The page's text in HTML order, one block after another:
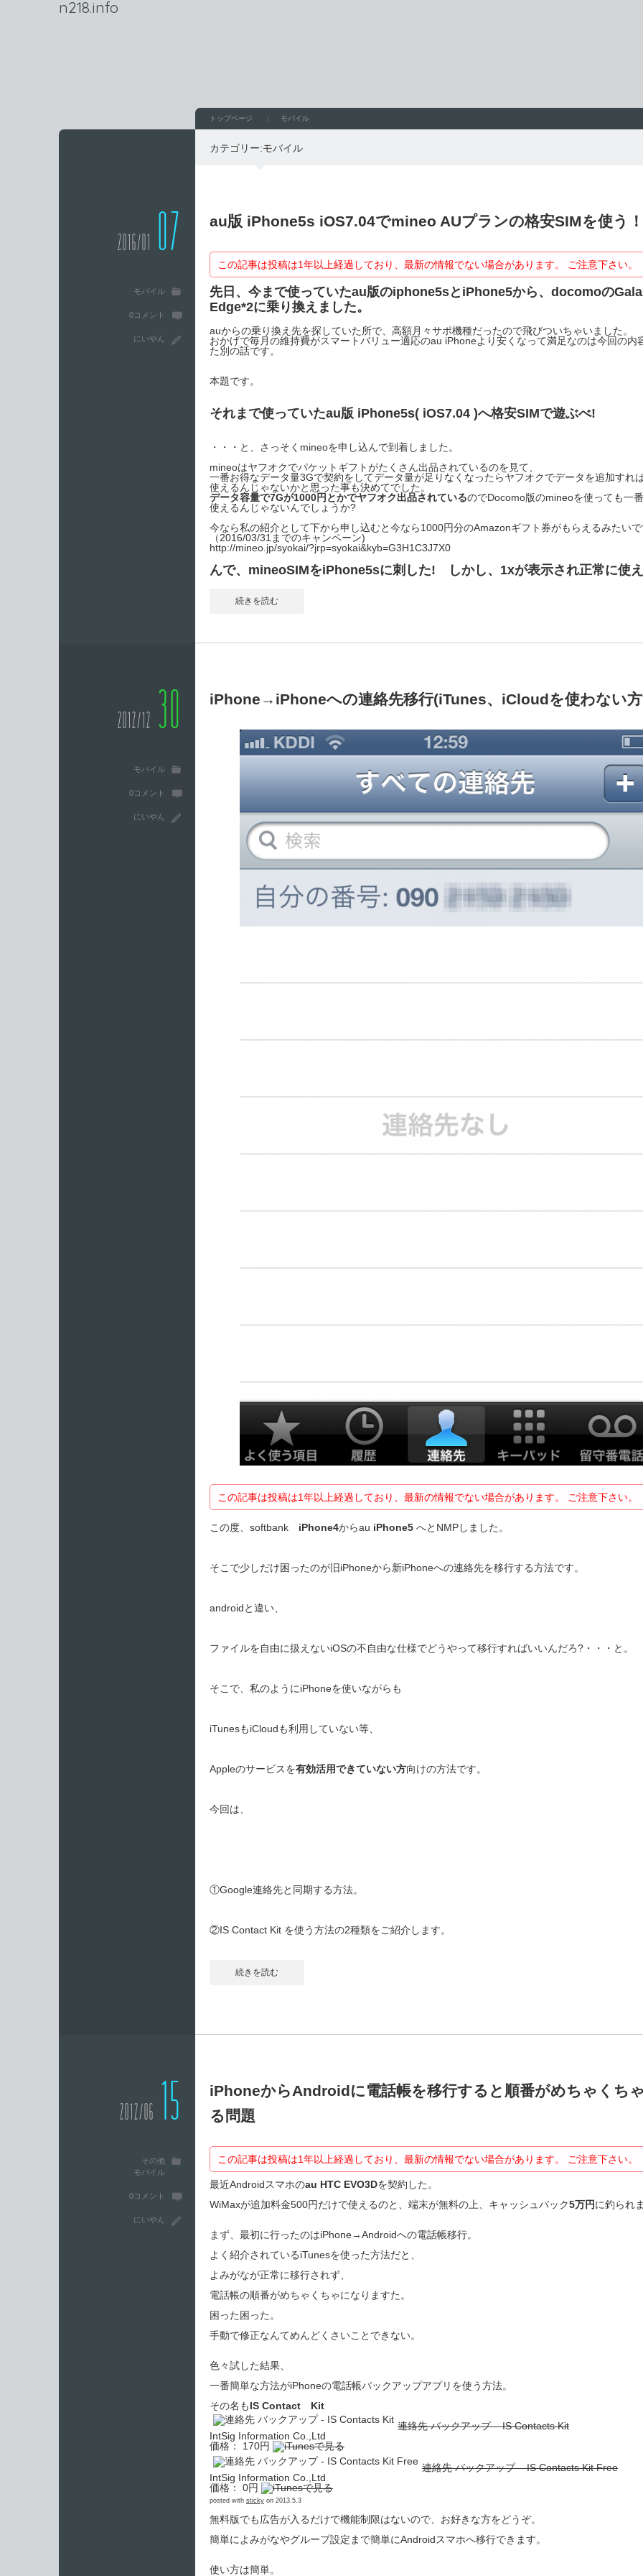
n218.info
トップページ モバイル
カテゴリー:モバイル
au版 iPhone5s iOS7.04でmineo AUプランの格安SIMを使う！
この記事は投稿は1年以上経過しており、最新の情報でない場合があります。 ご注意下さい。
先日、今まで使っていたau版のiphone5sとiPhone5から、docomoの
Edge*2に乗り換えました。
auからの乗り換え先を探していた所で、高額月々サポ機種だったので飛びついちゃいました。
おかげで毎月の維持費がスマートバリュー適応のau iPhoneより安くなって満足なのは今回の内
た別の話です。
本題です。
それまで使っていたau版 iPhone5s( iOS7.04 )へ格安SIMで遊ぶべ!
・・・と、さっそくmineoを申し込んで到着しました。
mineoはヤフオクでパケットギフトがたくさん出品されているのを見て、
一番お得なデータ量3Gで契約をしてデータ量が足りなくなったらヤフオクでデータを追加すれ
使えるんじゃないかと思った事も決めてでした。
データ容量で7Gが1000円とかでヤフオク出品されているのでDocomo版のmineoを使っても一
使えるんじゃないんでしょうか?
今なら私の紹介として下から申し込むと今なら1000円分のAmazonギフト券がもらえるみたい
（2016/03/31までのキャンペーン)
http://mineo.jp/syokai/?jrp=syokai&kyb=G3H1C3J7X0
んで、mineoSIMをiPhone5sに刺した! しかし、1xが表示され正常に使
続きを読む
2016/01 07
モバイル
0コメント
にいやん
iPhone→iPhoneへの連絡先移行(iTunes、iCloudを使わない
この記事は投稿は1年以上経過しており、最新の情報でない場合があります。 ご注意下さい。
この度、softbank iPhone4からau iPhone5 へとNMPしました。
そこで少しだけ困ったのが旧iPhoneから新iPhoneへの連絡先を移行する方法です。
androidと違い、
ファイルを自由に扱えないiOSの不自由な仕様でどうやって移行すればいいんだろ?・・・と。
そこで、私のようにiPhoneを使いながらも
iTunesもiCloudも利用していない等、
Appleのサービスを有効活用できていない方向けの方法です。
今回は、
①Google連絡先と同期する方法。
②IS Contact Kit を使う方法の2種類をご紹介します。
続きを読む
2012/12 30
モバイル
0コメント
にいやん
iPhoneからAndroidに電話帳を移行すると順番がめちゃくち
る問題
この記事は投稿は1年以上経過しており、最新の情報でない場合があります。 ご注意下さい。
最近Androidスマホのau HTC EVO3Dを契約した。
WiMaxが追加料金500円だけで使えるのと、端末が無料の上、キャッシュバック5万円に釣られ
まず、最初に行ったのはiPhone→Androidへの電話帳移行。
よく紹介されているiTunesを使った方法だと、
よみがなが正常に移行されず、
電話帳の順番がめちゃくちゃになりますた。
困った困った。
手動で修正なんてめんどくさいことできない。
色々試した結果、
一番簡単な方法がiPhoneの電話帳バックアップアプリを使う方法。
その名もIS Contact Kit
連絡先 バックアップ – IS Contacts Kit
IntSig Information Co.,Ltd
価格： 170円
連絡先 バックアップ – IS Contacts Kit Free
IntSig Information Co.,Ltd
価格： 0円
posted with sticky on 2013.5.3
無料版でも広告が入るだけで機能制限はないので、お好きな方をどうぞ。
簡単によみがなやグループ設定まで簡単にAndroidスマホへ移行できます。
使い方は簡単。
2012/06 15
その他
モバイル
0コメント
にいやん